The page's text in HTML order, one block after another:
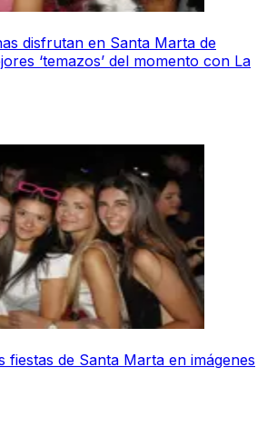
disfrutan en Santa Marta de
‘temazos’ del momento con La
fiestas de Santa Marta en imágenes